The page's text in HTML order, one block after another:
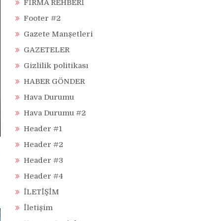
FİRMA REHBERİ
Footer #2
Gazete Manşetleri
GAZETELER
Gizlilik politikası
HABER GÖNDER
Hava Durumu
Hava Durumu #2
Header #1
Header #2
Header #3
Header #4
İLETİŞİM
İletişim